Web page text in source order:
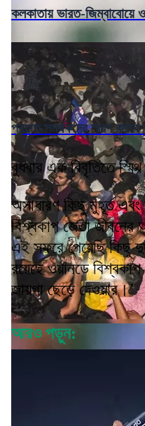
কলকাতায় ভারত-জিম্বাবোয়ে
প্রয়াত সমর্থকদের স্মরণ করবে
বুধবার এক বিবৃতিতে
অসাধারণ কিছু মুহূর্ত
বিশ্বকাপ জেতা জীবনের
এই সফরে পেয়েছি কিছু
রয়েছে ওয়ানডে
জায়গা ছেড়ে দেওয়ার।’
আরও পড়ুন: